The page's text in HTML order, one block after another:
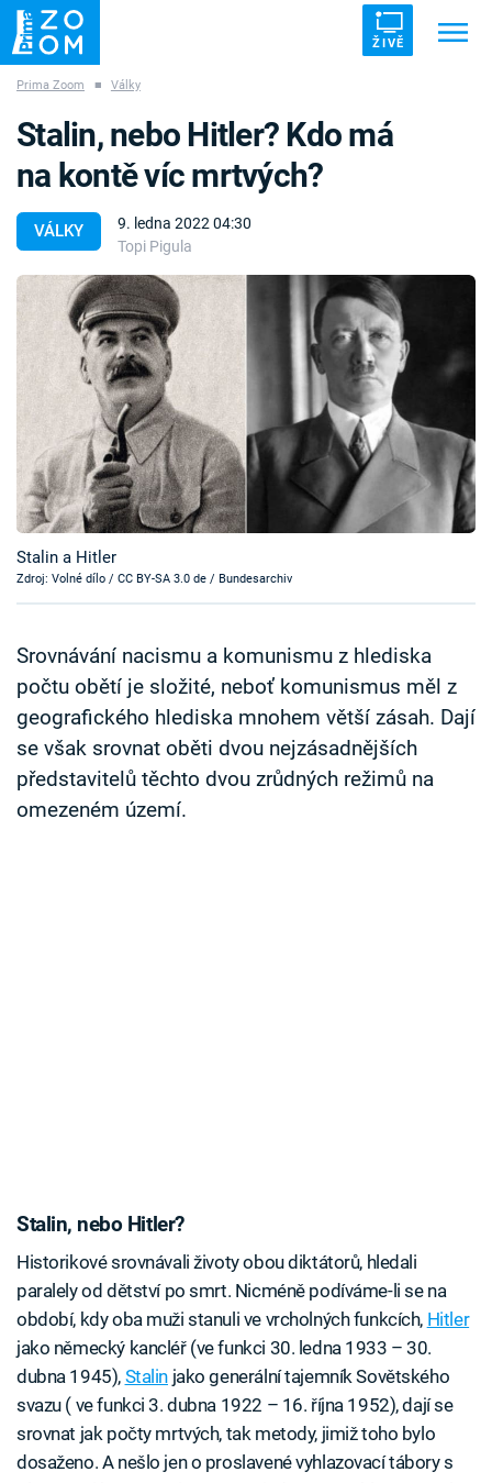
ŽIVĚ
ZÁHADY VETŘELCI DÁVNOVĚKU
Témata
Témata
Pořady
TV Program
Časopis
Sledujte prima+
Sledujte nás
Prima Zoom ■ Války
VÁLKY
9. ledna 2022 04:30
Topi Pigula
Stalin, nebo Hitler? Kdo má
na kontě víc mrtvých?
Stalin a Hitler
Zdroj: Volné dílo / CC BY-SA 3.0 de / Bundesarchiv
Srovnávání nacismu a komunismu z hlediska
počtu obětí je složité, neboť komunismus měl z
geografického hlediska mnohem větší zásah. Dají
se však srovnat oběti dvou nejzásadnějších
představitelů těchto dvou zrůdných režimů na
omezeném území.
Stalin, nebo Hitler?
Historikové srovnávali životy obou diktátorů, hledali
paralely od dětství po smrt. Nicméně podíváme-li se na
období, kdy oba muži stanuli ve vrcholných funkcích, Hitler
jako německý kancléř (ve funkci 30. ledna 1933 – 30.
dubna 1945), Stalinjako generální tajemník Sovětského
svazu ( ve funkci 3. dubna 1922 – 16. října 1952), dají se
srovnat jak počty mrtvých, tak metody, jimiž toho bylo
dosaženo. A nešlo jen o proslavené vyhlazovací tábory s